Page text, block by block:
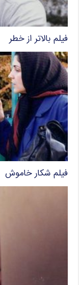
فیلم بالاتر از خطر
فیلم شکار خاموش